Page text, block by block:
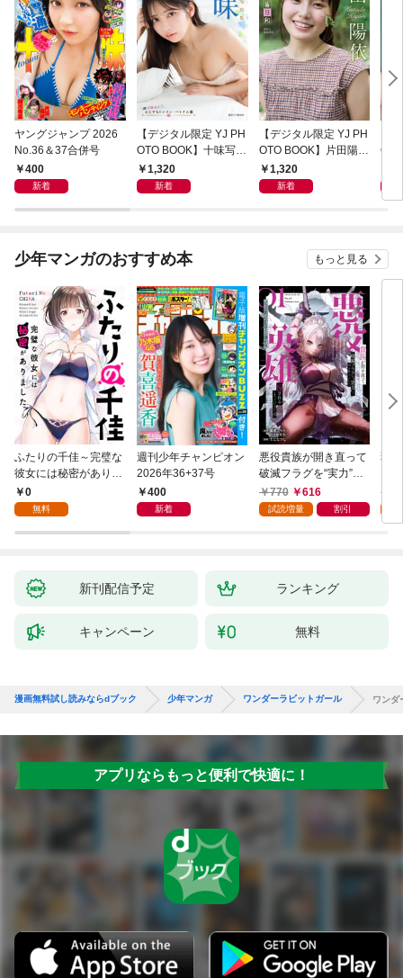
ヤングジャンプ 2026
No.36＆37合併号
400
新着
【デジタル限定 YJ PH
OTO BOOK】十味写真
集「続・『ぽみ』！？
どこでもトレイン・ベ
1,320
新着
【デジタル限定 YJ PH
OTO BOOK】片田陽依
写真集「羽色日和」
1,320
新着
リ」
少年マンガのおすすめ本 もっと見る
ふたりの千佳～完璧な
彼女には秘密がありま
した(1)
0
無料
週刊少年チャンピオン
2026年36+37号
400
新着
悪役貴族が開き直って
破滅フラグを“実力”で
叩き折っていたら、い
つの間にかヒロイン達
770 616
試読増量 割引
弱
新刊配信予定 ランキング
キャンペーン 無料
漫画無料試し読みならdブック 少年マンガ ワンダーラビットガール ワンダ
アプリならもっと便利で快適に！